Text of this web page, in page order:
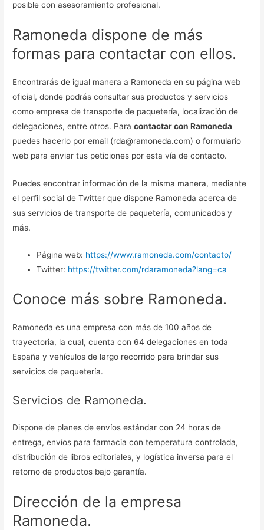
posible con asesoramiento profesional.
Ramoneda dispone de más
formas para contactar con ellos.
Encontrarás de igual manera a Ramoneda en su página web
oficial, donde podrás consultar sus productos y servicios
como empresa de transporte de paquetería, localización de
delegaciones, entre otros. Paracontactar con Ramoneda
puedes hacerlo por email (rda@ramoneda.com) o formulario
web para enviar tus peticiones por esta vía de contacto.
Puedes encontrar información de la misma manera, mediante
el perfil social de Twitter que dispone Ramoneda acerca de
sus servicios de transporte de paquetería, comunicados y
más.
Página web: https://www.ramoneda.com/contacto/
Twitter: https://twitter.com/rdaramoneda?lang=ca
Conoce más sobre Ramoneda.
Ramoneda es una empresa con más de 100 años de
trayectoria, la cual, cuenta con 64 delegaciones en toda
España y vehículos de largo recorrido para brindar sus
servicios de paquetería.
Servicios de Ramoneda.
Dispone de planes de envíos estándar con 24 horas de
entrega, envíos para farmacia con temperatura controlada,
distribución de libros editoriales, y logística inversa para el
retorno de productos bajo garantía.
Dirección de la empresa
Ramoneda.